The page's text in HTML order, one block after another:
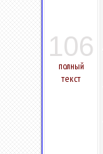
106
полный
текст